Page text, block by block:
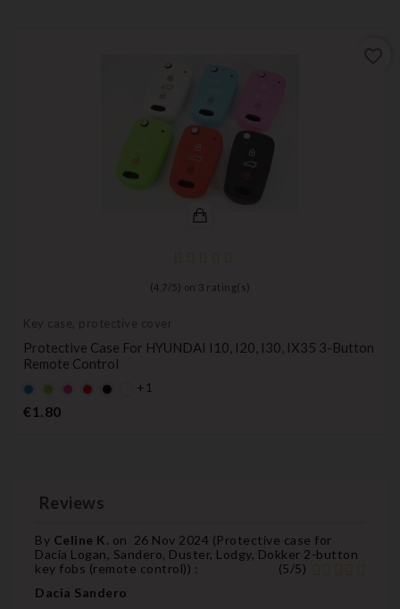
(4,7 / 5) on 3 rating(s)
Key case, protective cover
Protective Case For HYUNDAI I10, I20, I30, IX35 3-Button
Remote Control
Default
empty
name
Default
empty
name
Default
Default
Black+1
€1.80Price
Reviews
By Celine K. on 26 Nov 2024 (Protective case for
Dacia Logan, Sandero, Duster, Lodgy, Dokker 2-button
key fobs (remote control)) : (5/5)
Dacia Sandero